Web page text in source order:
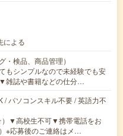
による
・検品、商品管理）
もシンプルなので未経験でも安
雑誌や書籍などの仕分…
/ パソコンスキル不要 / 英語力不
▼高校生不可▼携帯電話をお
※応募後のご連絡はメ…